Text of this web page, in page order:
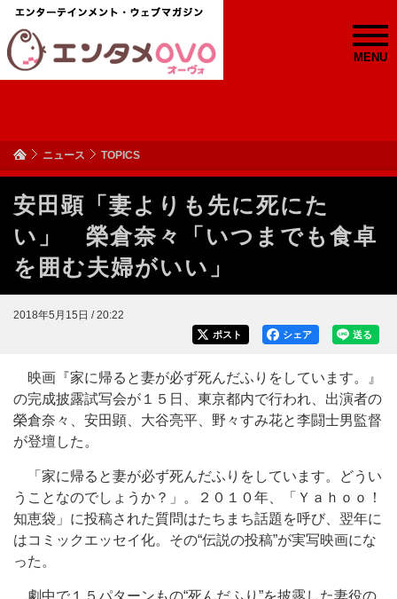
MENU
ニュース TOPICS
安田顕「妻よりも先に死にた
い」 榮倉奈々「いつまでも食卓
を囲む夫婦がいい」
2018年5月15日 / 20:22
送る
シェア
ポスト
映画『家に帰ると妻が必ず死んだふりをしています。』
の完成披露試写会が１５日、東京都内で行われ、出演者の
榮倉奈々、安田顕、大谷亮平、野々すみ花と李闘士男監督
が登壇した。
「家に帰ると妻が必ず死んだふりをしています。どうい
うことなのでしょうか？」。２０１０年、「Ｙａｈｏｏ！
知恵袋」に投稿された質問はたちまち話題を呼び、翌年に
はコミックエッセイ化。その“伝説の投稿”が実写映画にな
った。
劇中で１５パターンもの“死んだふり”を披露した妻役の